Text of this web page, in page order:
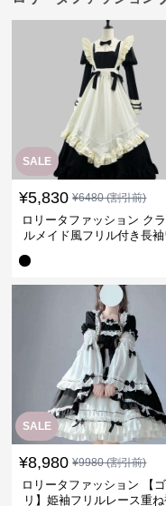
SALE
¥5,830 ¥6480(割引前)
ロリータファッション ク
ルメイド風フリル付き長袖
SALE
¥8,980 ¥9980(割引前)
ロリータファッション 【
リ】姫袖フリルレース重ね